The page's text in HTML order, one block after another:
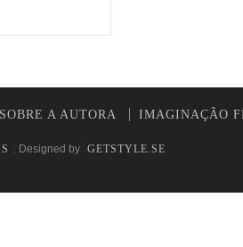
SOBRE A AUTORA IMAGINAÇÃO
. Designed by GETSTYLE.SE